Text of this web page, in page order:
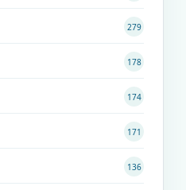
279
178
174
171
136